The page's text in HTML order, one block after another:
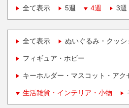
全て表示
5週 4週 3週
全て表示 ぬいぐるみ・クッシ
フィギュア・ホビー
キーホルダー・マスコット・アク
生活雑貨・インテリア・小物